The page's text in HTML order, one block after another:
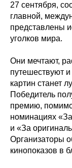
27 сентября,
главной,
представлены
уголков мира.
Они мечтают,
путешествуют и
картин станет
Победитель
премию,
номинациях
и «За
Организаторы
кинопоказов в